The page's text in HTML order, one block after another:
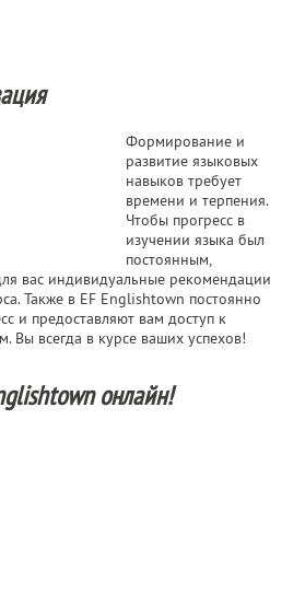
Формирование и
развитие языковых
навыков требует
времени и терпения.
Чтобы прогресс в
изучении языка был
постоянным,
вас индивидуальные рекомендации
Также в EF Englishtown постоянно
и предоставляют вам доступ к
Вы всегда в курсе ваших успехов!
онлайн!